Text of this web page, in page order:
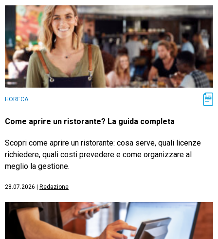
HORECA
Come aprire un ristorante? La guida completa
Scopri come aprire un ristorante: cosa serve, quali licenze
richiedere, quali costi prevedere e come organizzare al
meglio la gestione.
28.07.2026 Redazione